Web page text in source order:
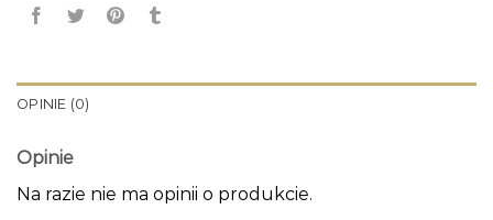
OPINIE (0)
Opinie
Na razie nie ma opinii o produkcie.